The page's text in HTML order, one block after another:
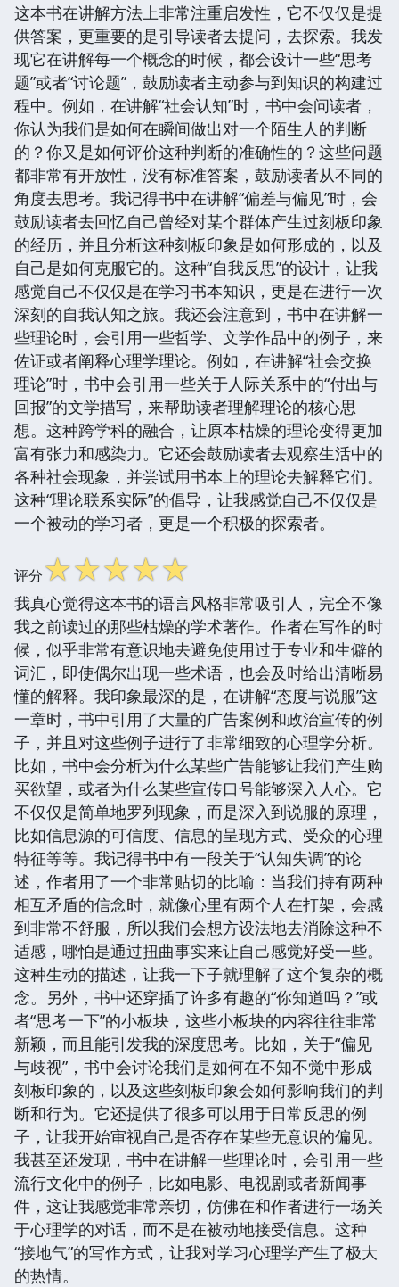
这本书在讲解方法上非常注重启发性，它不仅仅是提
供答案，更重要的是引导读者去提问，去探索。我发
现它在讲解每一个概念的时候，都会设计一些“思考
题”或者“讨论题”，鼓励读者主动参与到知识的构建过
程中。例如，在讲解“社会认知”时，书中会问读者，
你认为我们是如何在瞬间做出对一个陌生人的判断
的？你又是如何评价这种判断的准确性的？这些问题
都非常有开放性，没有标准答案，鼓励读者从不同的
角度去思考。我记得书中在讲解“偏差与偏见”时，会
鼓励读者去回忆自己曾经对某个群体产生过刻板印象
的经历，并且分析这种刻板印象是如何形成的，以及
自己是如何克服它的。这种“自我反思”的设计，让我
感觉自己不仅仅是在学习书本知识，更是在进行一次
深刻的自我认知之旅。我还会注意到，书中在讲解一
些理论时，会引用一些哲学、文学作品中的例子，来
佐证或者阐释心理学理论。例如，在讲解“社会交换
理论”时，书中会引用一些关于人际关系中的“付出与
回报”的文学描写，来帮助读者理解理论的核心思
想。这种跨学科的融合，让原本枯燥的理论变得更加
富有张力和感染力。它还会鼓励读者去观察生活中的
各种社会现象，并尝试用书本上的理论去解释它们。
这种“理论联系实际”的倡导，让我感觉自己不仅仅是
一个被动的学习者，更是一个积极的探索者。
评分☆☆☆☆☆
我真心觉得这本书的语言风格非常吸引人，完全不像
我之前读过的那些枯燥的学术著作。作者在写作的时
候，似乎非常有意识地去避免使用过于专业和生僻的
词汇，即使偶尔出现一些术语，也会及时给出清晰易
懂的解释。我印象最深的是，在讲解“态度与说服”这
一章时，书中引用了大量的广告案例和政治宣传的例
子，并且对这些例子进行了非常细致的心理学分析。
比如，书中会分析为什么某些广告能够让我们产生购
买欲望，或者为什么某些宣传口号能够深入人心。它
不仅仅是简单地罗列现象，而是深入到说服的原理，
比如信息源的可信度、信息的呈现方式、受众的心理
特征等等。我记得书中有一段关于“认知失调”的论
述，作者用了一个非常贴切的比喻：当我们持有两种
相互矛盾的信念时，就像心里有两个人在打架，会感
到非常不舒服，所以我们会想方设法地去消除这种不
适感，哪怕是通过扭曲事实来让自己感觉好受一些。
这种生动的描述，让我一下子就理解了这个复杂的概
念。另外，书中还穿插了许多有趣的“你知道吗？”或
者“思考一下”的小板块，这些小板块的内容往往非常
新颖，而且能引发我的深度思考。比如，关于“偏见
与歧视”，书中会讨论我们是如何在不知不觉中形成
刻板印象的，以及这些刻板印象会如何影响我们的判
断和行为。它还提供了很多可以用于日常反思的例
子，让我开始审视自己是否存在某些无意识的偏见。
我甚至还发现，书中在讲解一些理论时，会引用一些
流行文化中的例子，比如电影、电视剧或者新闻事
件，这让我感觉非常亲切，仿佛在和作者进行一场关
于心理学的对话，而不是在被动地接受信息。这种
“接地气”的写作方式，让我对学习心理学产生了极大
的热情。